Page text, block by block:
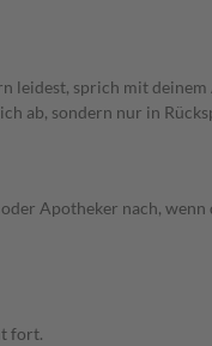
leidest, sprich mit deinem
ab, sondern nur in
Apotheker nach,
fort.